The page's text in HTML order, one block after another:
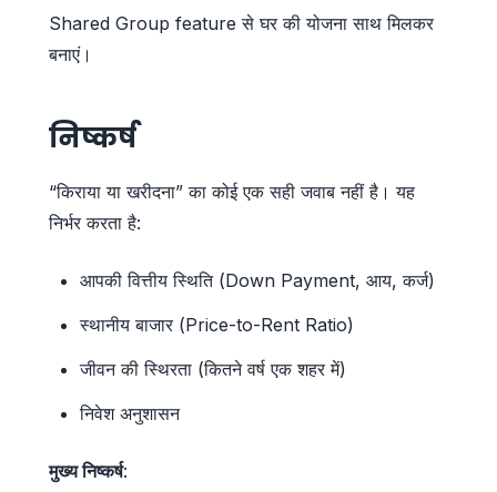
Shared Group feature से घर की योजना साथ मिलकर
बनाएं।
निष्कर्ष
“किराया या खरीदना” का कोई एक सही जवाब नहीं है। यह
निर्भर करता है:
आपकी वित्तीय स्थिति (Down Payment, आय, कर्ज)
स्थानीय बाजार (Price-to-Rent Ratio)
जीवन की स्थिरता (कितने वर्ष एक शहर में)
निवेश अनुशासन
मुख्य निष्कर्ष: